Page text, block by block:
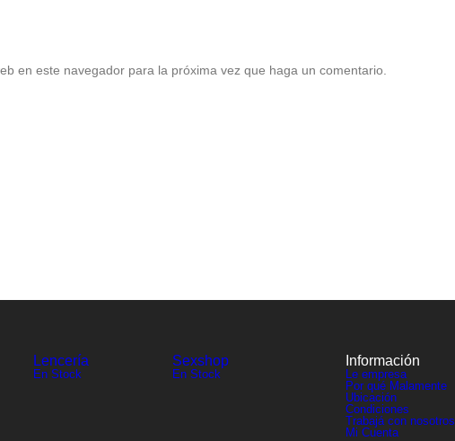
en este navegador para la próxima vez que haga un comentario.
Lencería
En Stock
Sexshop
En Stock
Información
Le empresa
Por qué Malamente
Ubicación
Condiciones
Trabajá con nosotros
Mi Cuenta